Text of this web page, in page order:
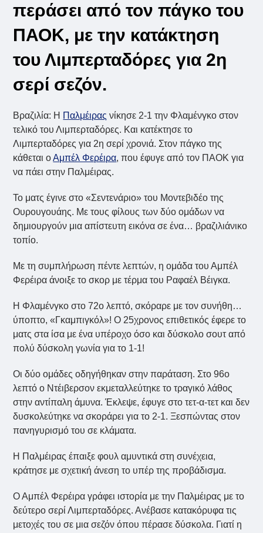
περάσει από τον πάγκο του
ΠΑΟΚ, με την κατάκτηση
του Λιμπερταδόρες για 2η
σερί σεζόν.
Βραζιλία: Η Παλμέιρας νίκησε 2-1 την Φλαμένγκο στον
τελικό του Λιμπερταδόρες. Και κατέκτησε το
Λιμπερταδόρες για 2η σερί χρονιά. Στον πάγκο της
κάθεται οΑμπέλ Φερέιρα, που έφυγε από τον ΠΑΟΚ για
να πάει στην Παλμέιρας.
Το ματς έγινε στο «Σεντενάριο» του Μοντεβιδέο της
Ουρουγουάης. Με τους φίλους των δύο ομάδων να
δημιουργούν μια απίστευτη εικόνα σε ένα… βραζιλιάνικο
τοπίο.
Με τη συμπλήρωση πέντε λεπτών, η ομάδα του Αμπέλ
Φερέιρα άνοιξε το σκορ με τέρμα του Ραφαέλ Βέιγκα.
Η Φλαμένγκο στο 72ο λεπτό, σκόραρε με τον συνήθη…
ύποπτο, «Γκαμπιγκόλ»! Ο 25χρονος επιθετικός έφερε το
ματς στα ίσα με ένα υπέροχο όσο και δύσκολο σουτ από
πολύ δύσκολη γωνία για το 1-1!
Οι δύο ομάδες οδηγήθηκαν στην παράταση. Στο 96ο
λεπτό ο Ντέιβερσον εκμεταλλεύτηκε το τραγικό λάθος
στην αντίπαλη άμυνα. Έκλεψε, έφυγε στο τετ-α-τετ και δεν
δυσκολεύτηκε να σκοράρει για το 2-1. Ξεσπώντας στον
πανηγυρισμό του σε κλάματα.
Η Παλμέιρας έπαιξε φουλ αμυντικά στη συνέχεια,
κράτησε με σχετική άνεση το υπέρ της προβάδισμα.
Ο Αμπέλ Φερέιρα γράφει ιστορία με την Παλμέιρας με το
δεύτερο σερί Λιμπερταδόρες. Ανέβασε κατακόρυφα τις
μετοχές του σε μια σεζόν όπου πέρασε δύσκολα. Γιατί η